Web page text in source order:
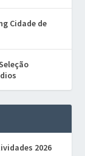
Cidade de
2026